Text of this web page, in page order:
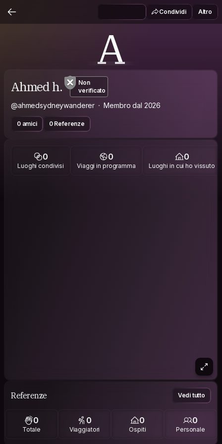
Condividi Altro
A
Ahmed h.
Non
verificato
@ahmedsydneywanderer Membro dal 2026
0 amici 0 Referenze
0
Luoghi condivisi
0
Viaggi in programma
0
Luoghi in cui ho vissuto
Referenze Vedi tutto
0
Totale
0
Viaggiatori
0
Ospiti
0
Personale